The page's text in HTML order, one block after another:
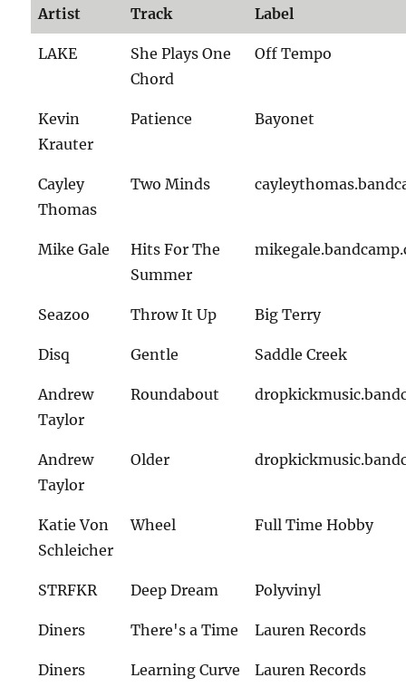
Artist Track Label
LAKE
She Plays One
Chord
Off Tempo
Kevin
Krauter
Patience Bayonet
Cayley
Thomas
Two Minds
Mike Gale
Hits For The
Summer
Seazoo Throw It Up Big Terry
Disq Gentle Saddle Creek
Andrew
Taylor
Roundabout
Andrew
Taylor
Older
Katie Von
Schleicher
Wheel Full Time Hobby
STRFKR Deep Dream Polyvinyl
Diners There's a Time Lauren Records
Diners Learning Curve Lauren Records